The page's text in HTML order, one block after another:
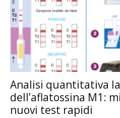
Analisi quantitativa
dell’aflatossina M1:
nuovi test rapidi